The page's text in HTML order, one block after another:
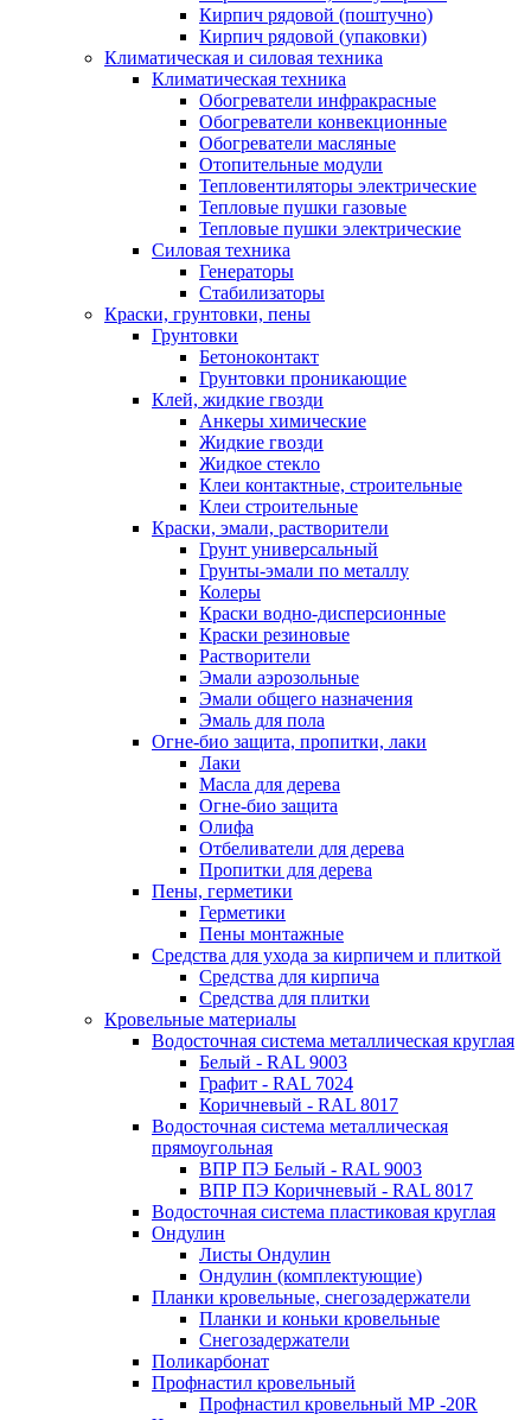
Кирпич рядовой (поштучно)
Кирпич рядовой (упаковки)
Климатическая и силовая техника
Климатическая техника
Обогреватели инфракрасные
Обогреватели конвекционные
Обогреватели масляные
Отопительные модули
Тепловентиляторы электрические
Тепловые пушки газовые
Тепловые пушки электрические
Силовая техника
Генераторы
Стабилизаторы
Краски, грунтовки, пены
Грунтовки
Бетоноконтакт
Грунтовки проникающие
Клей, жидкие гвозди
Анкеры химические
Жидкие гвозди
Жидкое стекло
Клеи контактные, строительные
Клеи строительные
Краски, эмали, растворители
Грунт универсальный
Грунты-эмали по металлу
Колеры
Краски водно-дисперсионные
Краски резиновые
Растворители
Эмали аэрозольные
Эмали общего назначения
Эмаль для пола
Огне-био защита, пропитки, лаки
Лаки
Масла для дерева
Огне-био защита
Олифа
Отбеливатели для дерева
Пропитки для дерева
Пены, герметики
Герметики
Пены монтажные
Средства для ухода за кирпичем и плиткой
Средства для кирпича
Средства для плитки
Кровельные материалы
Водосточная система металлическая круглая
Белый - RAL 9003
Графит - RAL 7024
Коричневый - RAL 8017
Водосточная система металлическая
прямоугольная
ВПР ПЭ Белый - RAL 9003
ВПР ПЭ Коричневый - RAL 8017
Водосточная система пластиковая круглая
Ондулин
Листы Ондулин
Ондулин (комплектующие)
Планки кровельные, снегозадержатели
Планки и коньки кровельные
Снегозадержатели
Поликарбонат
Профнастил кровельный
Профнастил кровельный МР -20R